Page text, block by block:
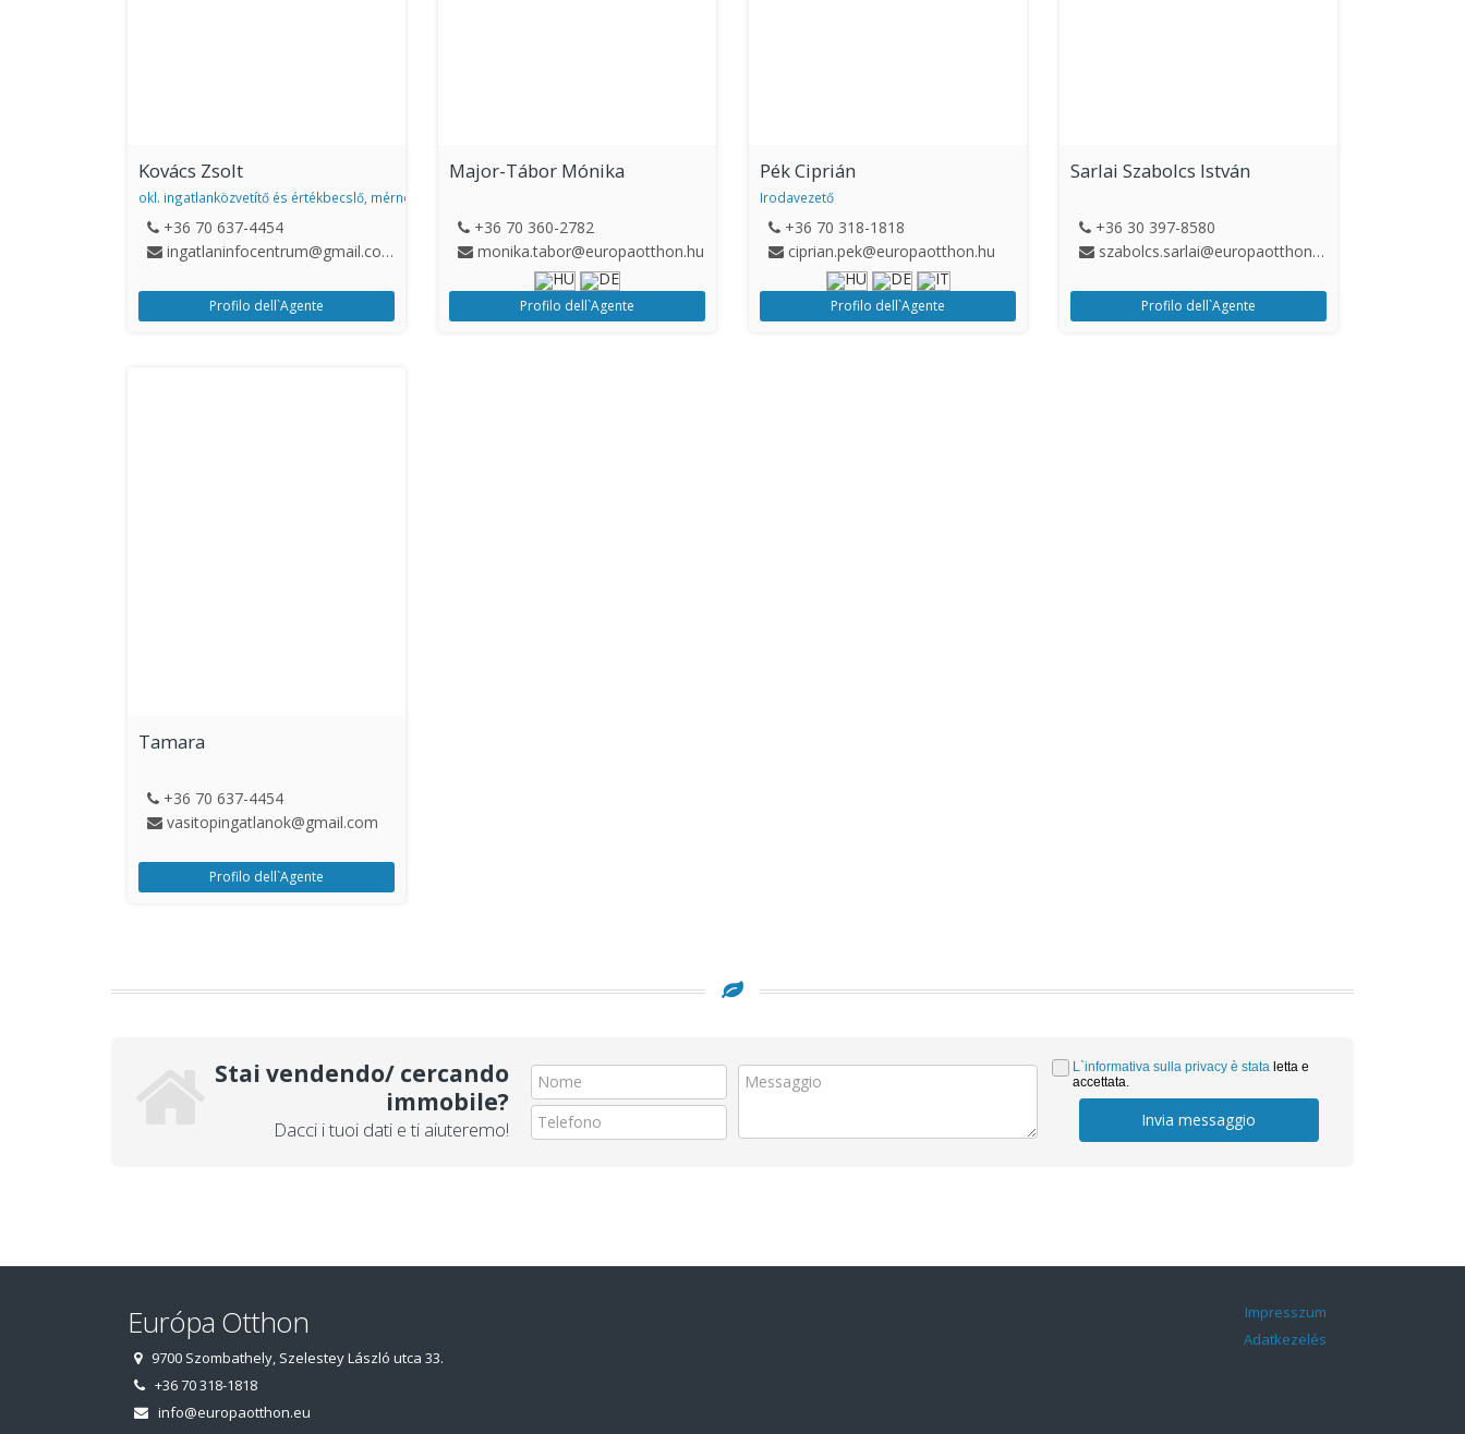
Kovács Zsolt
okl. ingatlanközvetítő és értékbecslő, mérnöktanár
+36 70 637-4454
ingatlaninfocentrum@gmail.com
Profilo dell`Agente
Major-Tábor Mónika
+36 70 360-2782
monika.tabor@europaotthon.hu
Profilo dell`Agente
Pék Ciprián
Irodavezető
+36 70 318-1818
ciprian.pek@europaotthon.hu
Profilo dell`Agente
Sarlai Szabolcs István
+36 30 397-8580
szabolcs.sarlai@europaotthon.hu
Profilo dell`Agente
Tamara
+36 70 637-4454
vasitopingatlanok@gmail.com
Profilo dell`Agente
Stai vendendo/ cercando
immobile?
Dacci i tuoi dati e ti aiuteremo!
L`informativa sulla privacy è stata letta e
accettata.
Invia messaggio
Európa Otthon
9700 Szombathely, Szelestey László utca 33.
+36 70 318-1818
info@europaotthon.eu
Impresszum
Adatkezelés